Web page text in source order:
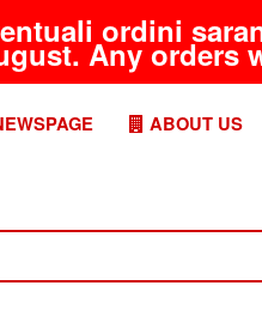
ordini
Any orders
ABOUT US